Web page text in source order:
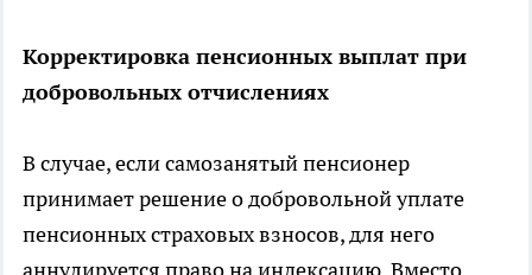
Корректировка пенсионных выплат при
добровольных отчислениях
В случае, если самозанятый пенсионер
принимает решение о добровольной уплате
пенсионных страховых взносов, для него
аннулируется право на индексацию. Вместо